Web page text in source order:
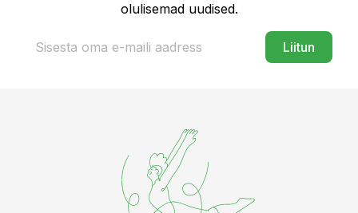
olulisemad uudised.
Liitun